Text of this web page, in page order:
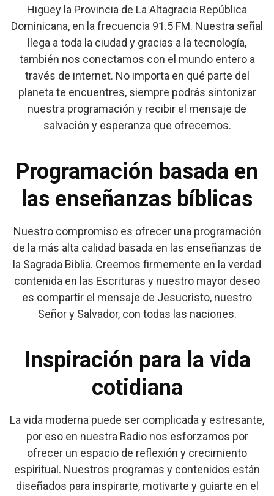
Higüey la Provincia de La Altagracia República
Dominicana, en la frecuencia 91.5 FM. Nuestra señal
llega a toda la ciudad y gracias a la tecnología,
también nos conectamos con el mundo entero a
través de internet. No importa en qué parte del
planeta te encuentres, siempre podrás sintonizar
nuestra programación y recibir el mensaje de
salvación y esperanza que ofrecemos.
Programación basada en
las enseñanzas bíblicas
Nuestro compromiso es ofrecer una programación
de la más alta calidad basada en las enseñanzas de
la Sagrada Biblia. Creemos firmemente en la verdad
contenida en las Escrituras y nuestro mayor deseo
es compartir el mensaje de Jesucristo, nuestro
Señor y Salvador, con todas las naciones.
Inspiración para la vida
cotidiana
La vida moderna puede ser complicada y estresante,
por eso en nuestra Radio nos esforzamos por
ofrecer un espacio de reflexión y crecimiento
espiritual. Nuestros programas y contenidos están
diseñados para inspirarte, motivarte y guiarte en el